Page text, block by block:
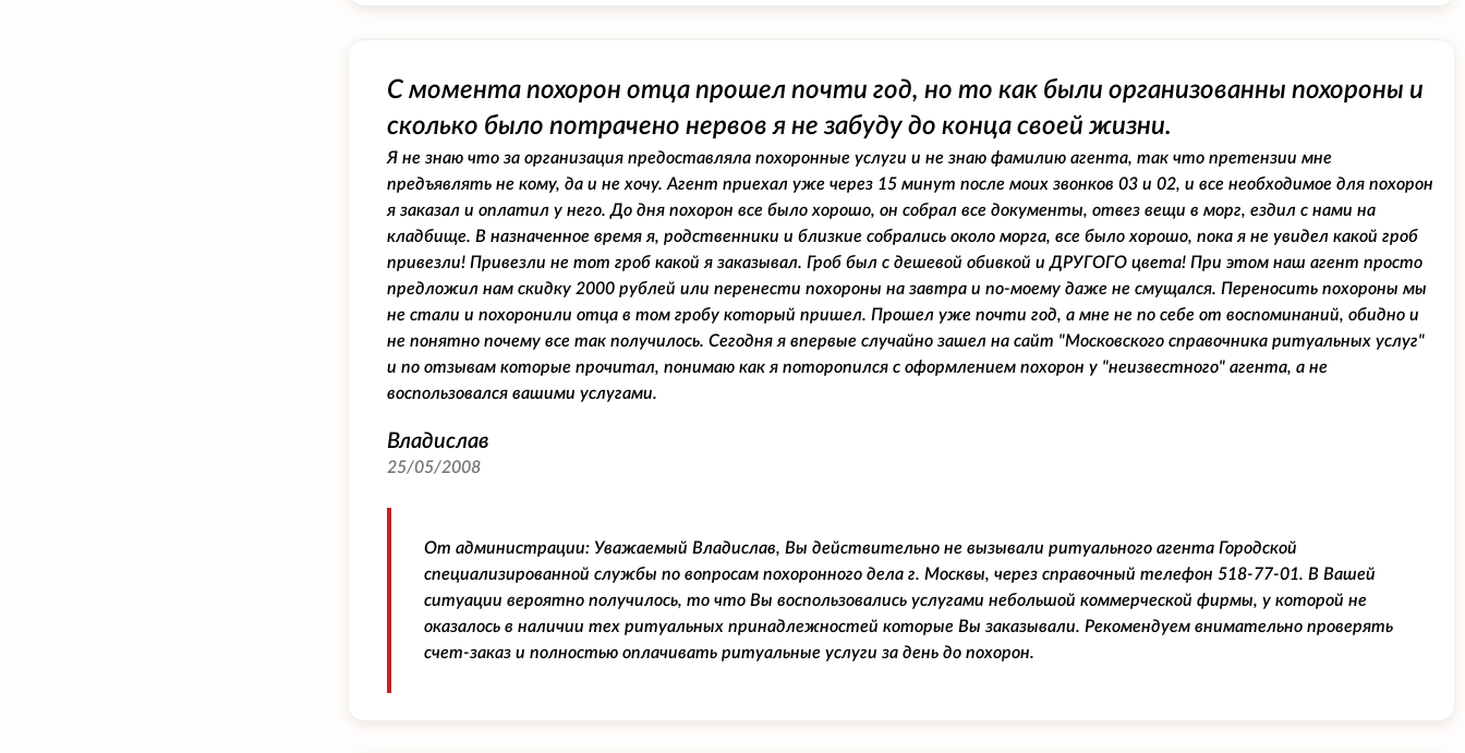
С момента похорон отца прошел почти год, но то как были организованны похороны и
сколько было потрачено нервов я не забуду до конца своей жизни.
Я не знаю что за организация предоставляла похоронные услуги и не знаю фамилию агента, так что претензии мне
предъявлять не кому, да и не хочу. Агент приехал уже через 15 минут после моих звонков 03 и 02, и все необходимое для похорон
я заказал и оплатил у него. До дня похорон все было хорошо, он собрал все документы, отвез вещи в морг, ездил с нами на
кладбище. В назначенное время я, родственники и близкие собрались около морга, все было хорошо, пока я не увидел какой гроб
привезли! Привезли не тот гроб какой я заказывал. Гроб был с дешевой обивкой и ДРУГОГО цвета! При этом наш агент просто
предложил нам скидку 2000 рублей или перенести похороны на завтра и по-моему даже не смущался. Переносить похороны мы
не стали и похоронили отца в том гробу который пришел. Прошел уже почти год, а мне не по себе от воспоминаний, обидно и
не понятно почему все так получилось. Сегодня я впервые случайно зашел на сайт "Московского справочника ритуальных услуг"
и по отзывам которые прочитал, понимаю как я поторопился с оформлением похорон у "неизвестного" агента, а не
воспользовался вашими услугами.
Владислав
25/05/2008
От администрации: Уважаемый Владислав, Вы действительно не вызывали ритуального агента Городской
специализированной службы по вопросам похоронного дела г. Москвы, через справочный телефон 518-77-01. В Вашей
ситуации вероятно получилось, то что Вы воспользовались услугами небольшой коммерческой фирмы, у которой не
оказалось в наличии тех ритуальных принадлежностей которые Вы заказывали. Рекомендуем внимательно проверять
счет-заказ и полностью оплачивать ритуальные услуги за день до похорон.